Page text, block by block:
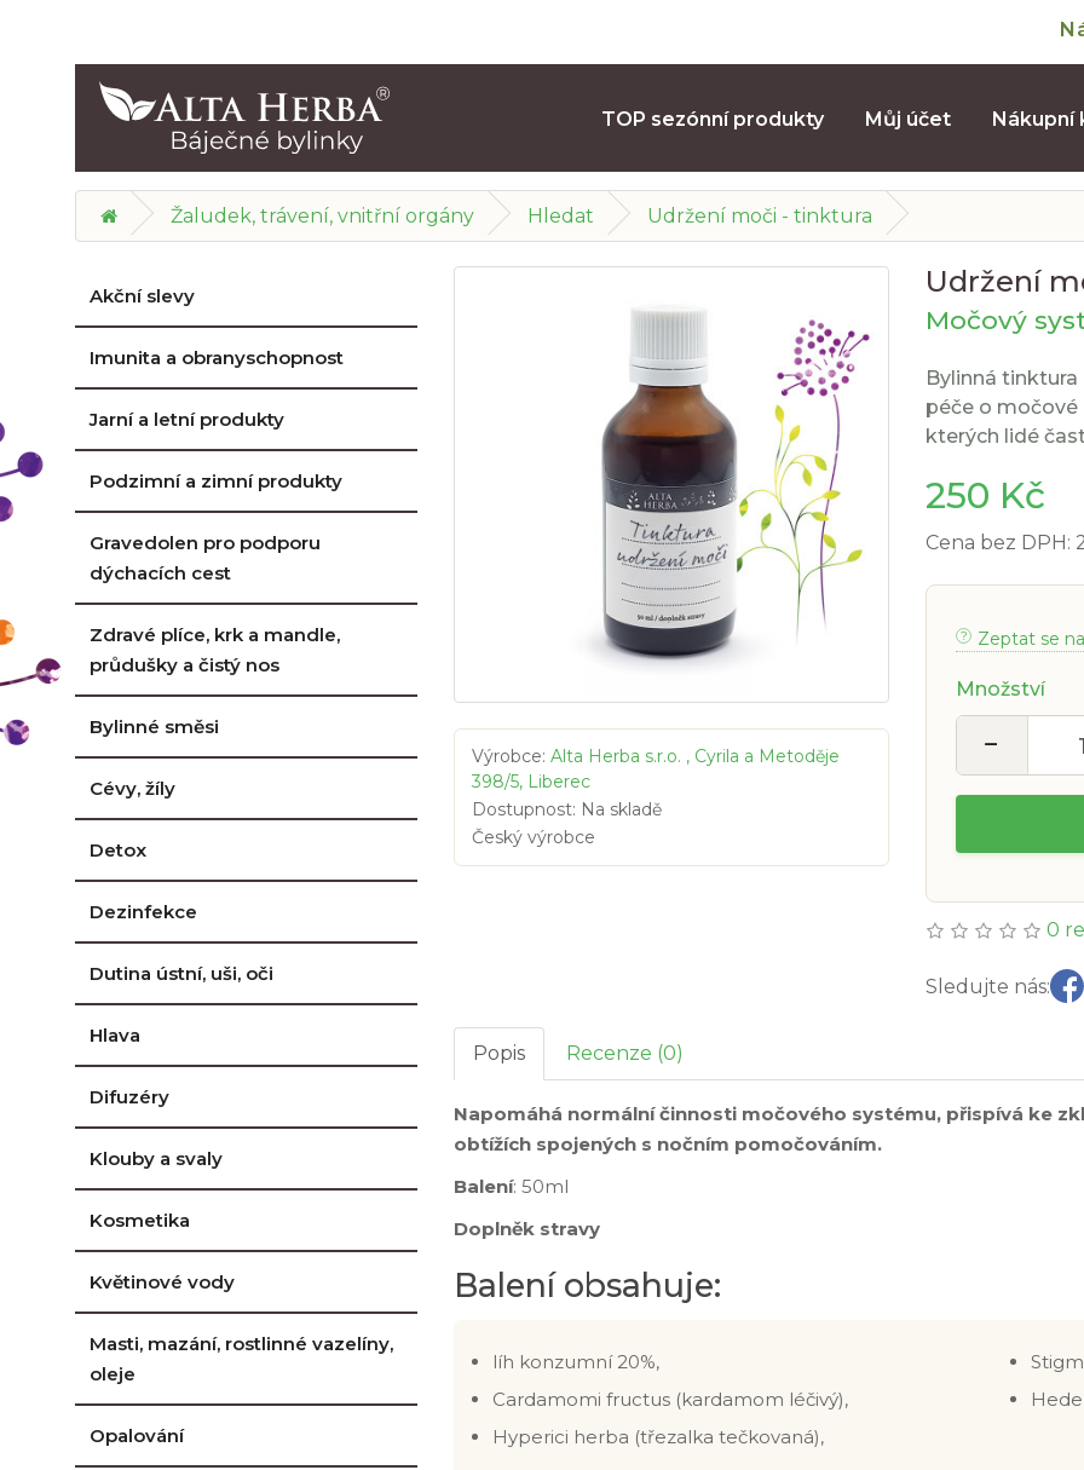
TOP sezónní produkty Můj účet Nákupní
Žaludek, trávení, vnitřní orgány Hledat Udržení moči - tinktura
Akční slevy
Imunita a obranyschopnost
Jarní a letní produkty
Podzimní a zimní produkty
Gravedolen pro podporu
dýchacích cest
Zdravé plíce, krk a mandle,
průdušky a čistý nos
Bylinné směsi
Cévy, žíly
Detox
Dezinfekce
Dutina ústní, uši, oči
Hlava
Difuzéry
Klouby a svaly
Kosmetika
Květinové vody
Masti, mazání, rostlinné vazelíny,
oleje
Opalování
Výrobce: Alta Herba s.r.o. , Cyrila a Metoděje
398/5, Liberec
Dostupnost: Na skladě
Český výrobce
Udržení
Močový
Bylinná
péče o močové
kterých lidé
250 Kč
Cena bez DPH:
Zeptat se
Množství
−
0
Sledujte nás:
Popis Recenze (0)
Napomáhá normální činnosti močového systému, přispívá ke
obtížích spojených s nočním pomočováním.
Balení: 50ml
Doplněk stravy
Balení obsahuje:
líh konzumní 20%,
Cardamomi fructus (kardamom léčivý),
Hyperici herba (třezalka tečkovaná),